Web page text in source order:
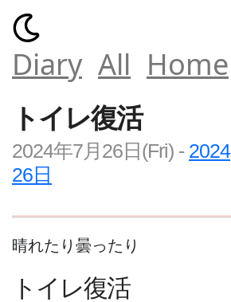
Diary All Home
トイレ復活
2024年7月26日(Fri) - 2024
26日
晴れたり曇ったり
トイレ復活